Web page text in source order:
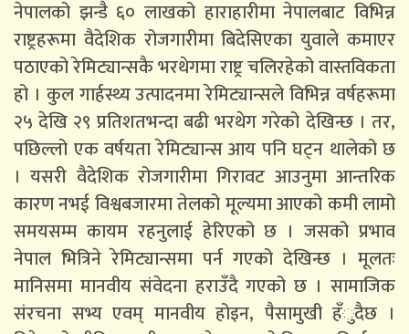
नेपालको झन्डै ६० लाखको हाराहारीमा नेपालबाट विभिन्न
राष्ट्रहरूमा वैदेशिक रोजगारीमा बिदेसिएका युवाले कमाएर
पठाएको रेमिट्यान्सकै भरथेगमा राष्ट्र चलिरहेको वास्तविकता
हो । कुल गार्हस्थ्य उत्पादनमा रेमिट्यान्सले विभिन्न वर्षहरूमा
२५ देखि २९ प्रतिशतभन्दा बढी भरथेग गरेको देखिन्छ । तर,
पछिल्लो एक वर्षयता रेमिट्यान्स आय पनि घट्न थालेको छ
। यसरी वैदेशिक रोजगारीमा गिरावट आउनुमा आन्तरिक
कारण नभई विश्वबजारमा तेलको मूल्यमा आएको कमी लामो
समयसम्म कायम रहनुलाई हेरिएको छ । जसको प्रभाव
नेपाल भित्रिने रेमिट्यान्समा पर्न गएको देखिन्छ । मूलतः
मानिसमा मानवीय संवेदना हराउँदै गएको छ । सामाजिक
संरचना सभ्य एवम् मानवीय होइन, पैसामुखी हँुदैछ ।